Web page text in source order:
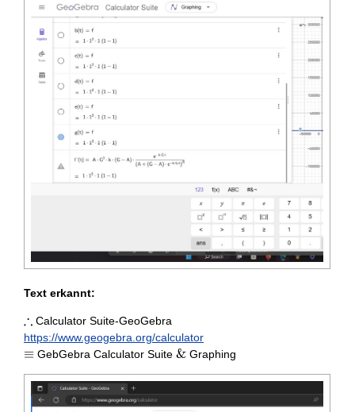
Text erkannt:
\therefore
∴ Calculator Suite-GeoGebra
https://www.geogebra.org/calculator
\equiv
≡ GebGebra Calculator Suite \&
& Graphing